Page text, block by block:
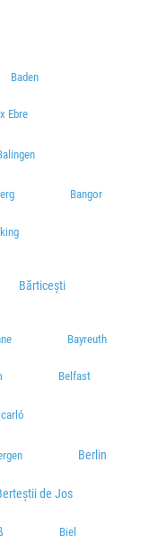
Plecări / Sosiri
Plecări / Sosiri
Plecări / Sosiri
Plecări / Sosiri
Baden
Ebre
Bangor
Bărticești
Bayreuth
Belfast
Berlin
de Jos
Biel